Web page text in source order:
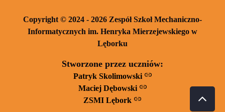
Copyright © 2024 - 2026 Zespół Szkoł Mechaniczno-
Informatycznych im. Henryka Mierzejewskiego w
Lęborku
Stworzone przez uczniów:
Patryk Skolimowski
Maciej Dębowski
ZSMI Lębork